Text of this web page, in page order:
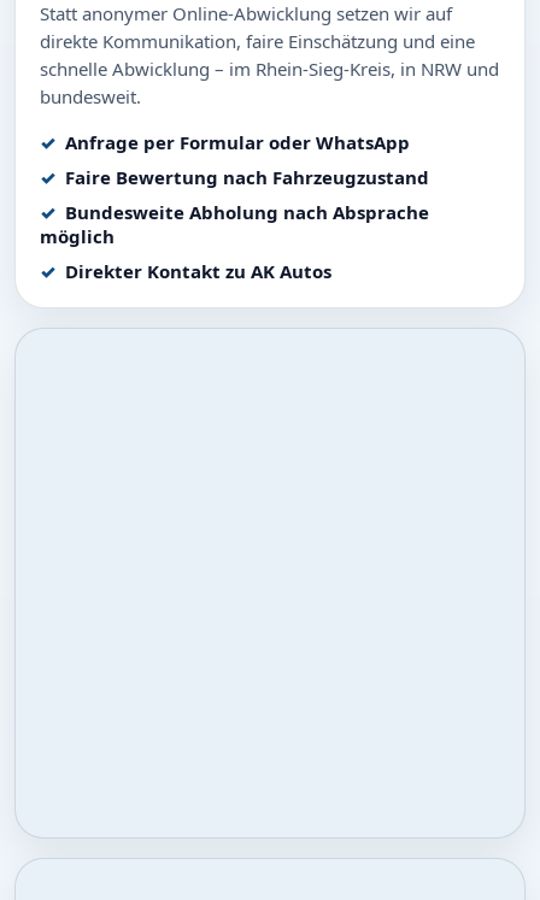
Statt anonymer Online-Abwicklung setzen wir auf
direkte Kommunikation, faire Einschätzung und eine
schnelle Abwicklung – im Rhein-Sieg-Kreis, in NRW und
bundesweit.
Anfrage per Formular oder WhatsApp
Faire Bewertung nach Fahrzeugzustand
Bundesweite Abholung nach Absprache
möglich
Direkter Kontakt zu AK Autos